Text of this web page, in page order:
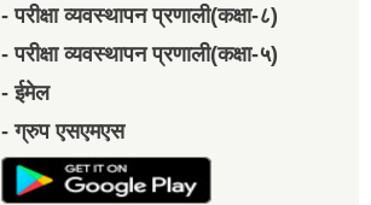
- परीक्षा व्यवस्थापन प्रणाली(कक्षा-८)
- परीक्षा व्यवस्थापन प्रणाली(कक्षा-५)
- ईमेल
- ग्रुप एसएमएस